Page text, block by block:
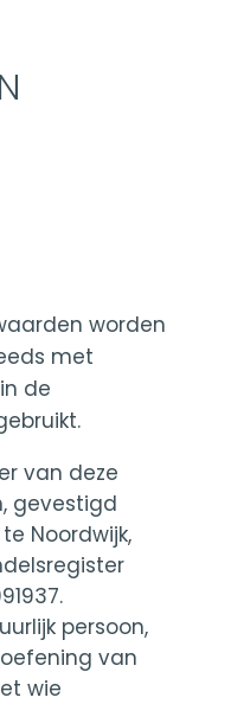
worden
met
de
van deze
gevestigd
Noordwijk,
persoon,
van
wie